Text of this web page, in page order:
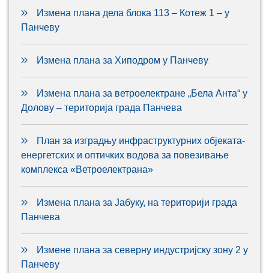
Измена плана дела блока 113 – Котеж 1 – у
Панчеву
Измена плана за Хиподром у Панчеву
Измена плана за ветроелектране „Бела Анта“ у
Долову – територија града Панчева
План за изградњу инфраструктурних објеката-
енергетских и оптичких водова за повезивање
комплекса «Ветроелектрана»
Измена плана за Јабуку, на територији града
Панчева
Измене плана за северну индустријску зону 2 у
Панчеву